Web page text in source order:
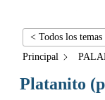
< Todos los temas
Principal
Platanito